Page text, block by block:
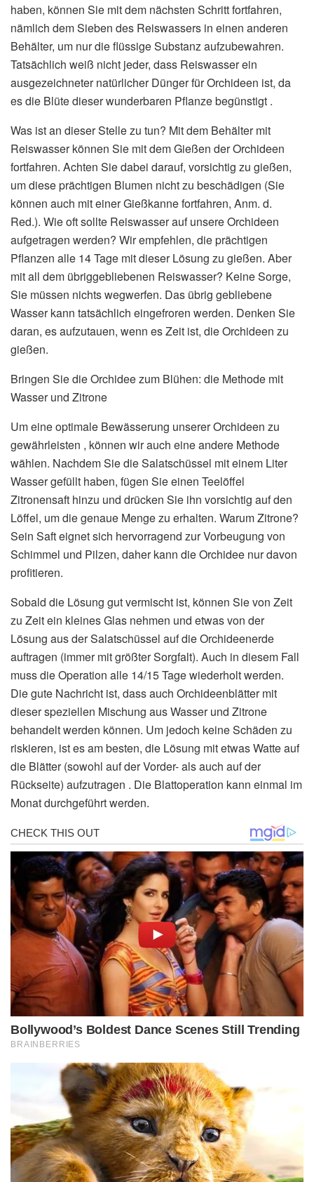
haben, können Sie mit dem nächsten Schritt fortfahren,
nämlich dem Sieben des Reiswassers in einen anderen
Behälter, um nur die flüssige Substanz aufzubewahren.
Tatsächlich weiß nicht jeder, dass Reiswasser ein
ausgezeichneter natürlicher Dünger für Orchideen ist, da
es die Blüte dieser wunderbaren Pflanze begünstigt .
Was ist an dieser Stelle zu tun? Mit dem Behälter mit
Reiswasser können Sie mit dem Gießen der Orchideen
fortfahren. Achten Sie dabei darauf, vorsichtig zu gießen,
um diese prächtigen Blumen nicht zu beschädigen (Sie
können auch mit einer Gießkanne fortfahren, Anm. d.
Red.). Wie oft sollte Reiswasser auf unsere Orchideen
aufgetragen werden? Wir empfehlen, die prächtigen
Pflanzen alle 14 Tage mit dieser Lösung zu gießen. Aber
mit all dem übriggebliebenen Reiswasser? Keine Sorge,
Sie müssen nichts wegwerfen. Das übrig gebliebene
Wasser kann tatsächlich eingefroren werden. Denken Sie
daran, es aufzutauen, wenn es Zeit ist, die Orchideen zu
gießen.
Bringen Sie die Orchidee zum Blühen: die Methode mit
Wasser und Zitrone
Um eine optimale Bewässerung unserer Orchideen zu
gewährleisten , können wir auch eine andere Methode
wählen. Nachdem Sie die Salatschüssel mit einem Liter
Wasser gefüllt haben, fügen Sie einen Teelöffel
Zitronensaft hinzu und drücken Sie ihn vorsichtig auf den
Löffel, um die genaue Menge zu erhalten. Warum Zitrone?
Sein Saft eignet sich hervorragend zur Vorbeugung von
Schimmel und Pilzen, daher kann die Orchidee nur davon
profitieren.
Sobald die Lösung gut vermischt ist, können Sie von Zeit
zu Zeit ein kleines Glas nehmen und etwas von der
Lösung aus der Salatschüssel auf die Orchideenerde
auftragen (immer mit größter Sorgfalt). Auch in diesem Fall
muss die Operation alle 14/15 Tage wiederholt werden.
Die gute Nachricht ist, dass auch Orchideenblätter mit
dieser speziellen Mischung aus Wasser und Zitrone
behandelt werden können. Um jedoch keine Schäden zu
riskieren, ist es am besten, die Lösung mit etwas Watte auf
die Blätter (sowohl auf der Vorder- als auch auf der
Rückseite) aufzutragen . Die Blattoperation kann einmal im
Monat durchgeführt werden.